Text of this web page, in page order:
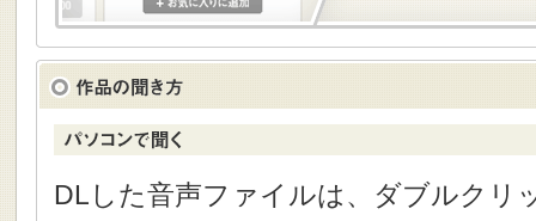
DLした音声ファイルは、ダブルクリ